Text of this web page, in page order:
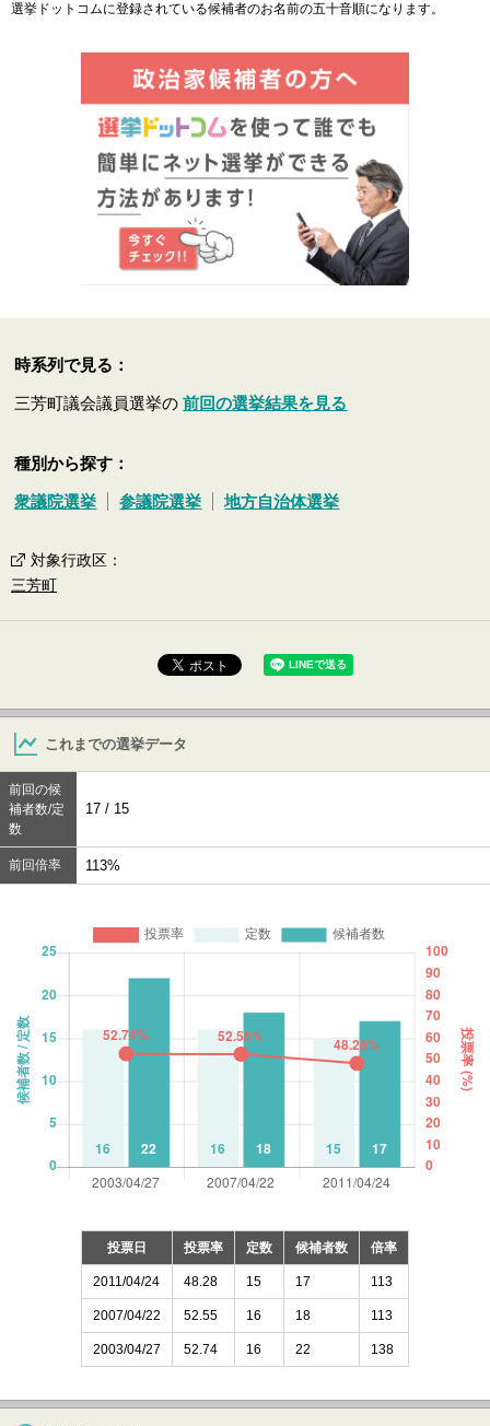
選挙ドットコムに登録されている候補者のお名前の五十音順になります。
時系列で見る：
三芳町議会議員選挙の前回の選挙結果を見る
種別から探す：
衆議院選挙 参議院選挙 地方自治体選挙
対象行政区 ：
三芳町
これまでの選挙データ
前回の候
補者数/定
数
17 / 15
前回倍率 113%
投票日 投票率 定数 候補者数 倍率
2011/04/24 48.28 15 17 113
2007/04/22 52.55 16 18 113
2003/04/27 52.74 16 22 138